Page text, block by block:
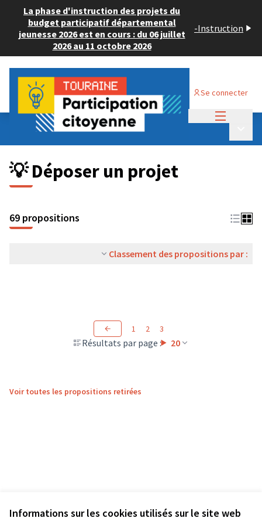
Informations sur les cookies utilisés sur le site web
La phase d'instruction des projets du
budget participatif départemental
jeunesse 2026 est en cours : du 06 juillet
2026 au 11 octobre 2026
-Instruction
Se connecter
Budget Participatif ADULTE 2024
💡 Déposer un projet
💡 Déposer un projet
69 propositions
Classement des propositions par :
Résultats par page : 20
1 2 3
Voir toutes les propositions retirées